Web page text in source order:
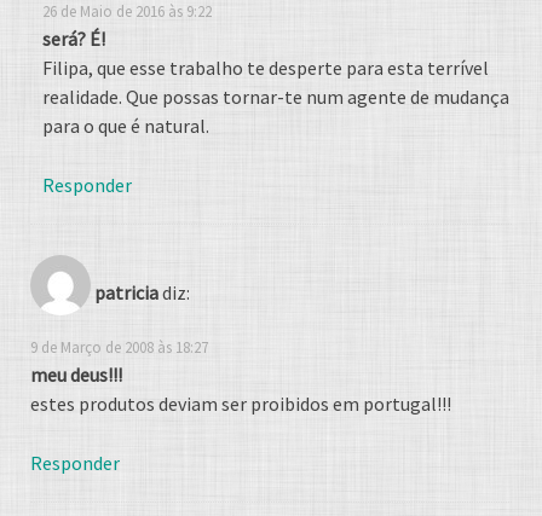
26 de Maio de 2016 às 9:22
será? É!
Filipa, que esse trabalho te desperte para esta terrível
realidade. Que possas tornar-te num agente de mudança
para o que é natural.
Responder
patriciadiz:
9 de Março de 2008 às 18:27
meu deus!!!
estes produtos deviam ser proibidos em portugal!!!
Responder